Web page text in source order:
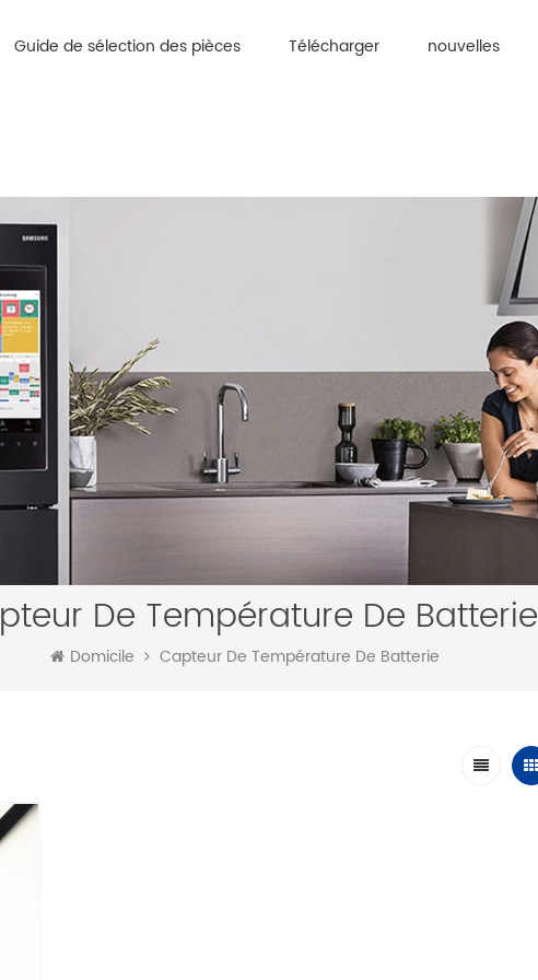
Guide de sélection des pièces Télécharger nouvelles
De Température De Batterie
Domicile Capteur De Température De Batterie